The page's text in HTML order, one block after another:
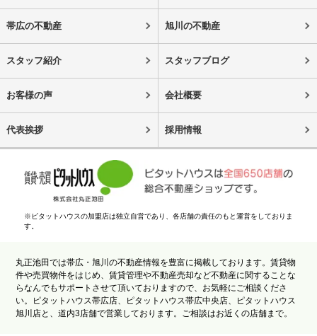
帯広の不動産 旭川の不動産
スタッフ紹介 スタッフブログ
お客様の声 会社概要
代表挨拶 採用情報
※ピタットハウスの加盟店は独立自営であり、各店舗の責任のもと運営をしておりま
す。
丸正池田では帯広・旭川の不動産情報を豊富に掲載しております。賃貸物
件や売買物件をはじめ、賃貸管理や不動産売却など不動産に関することな
らなんでもサポートさせて頂いておりますので、お気軽にご相談くださ
い。ピタットハウス帯広店、ピタットハウス帯広中央店、ピタットハウス
旭川店と、道内3店舗で営業しております。ご相談はお近くの店舗まで。